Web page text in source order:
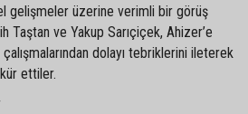
gelişmeler üzerine verimli bir görüş
Taştan ve Yakup Sarıçiçek, Ahizer’e
çalışmalarından dolayı tebriklerini ileterek
ettiler.